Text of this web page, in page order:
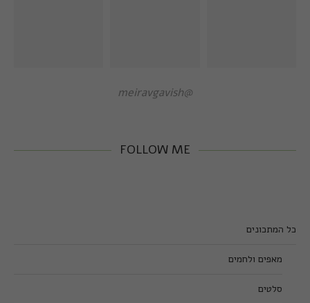
@meiravgavish
FOLLOW ME
כל המתכונים
מאפים ולחמים
סלטים